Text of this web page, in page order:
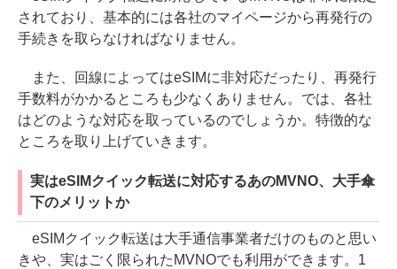
されており、基本的には各社のマイページから再発行の
手続きを取らなければなりません。
また、回線によってはeSIMに非対応だったり、再発行
手数料がかかるところも少なくありません。では、各社
はどのような対応を取っているのでしょうか。特徴的な
ところを取り上げていきます。
実はeSIMクイック転送に対応するあのMVNO、大手傘
下のメリットか
eSIMクイック転送は大手通信事業者だけのものと思い
きや、実はごく限られたMVNOでも利用ができます。1